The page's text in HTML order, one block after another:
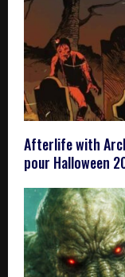
Afterlife with
pour Halloween